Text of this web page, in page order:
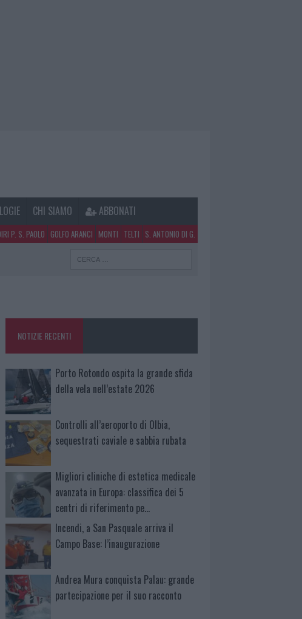
CHI SIAMO ABBONATI
P. S. PAOLO GOLFO ARANCI MONTI TELTI S. ANTONIO DI G.
NOTIZIE RECENTI
Porto Rotondo ospita la grande sfida
della vela nell’estate 2026
Controlli all’aeroporto di Olbia,
sequestrati caviale e sabbia rubata
Migliori cliniche di estetica medicale
avanzata in Europa: classifica dei 5
centri di riferimento pe…
Incendi, a San Pasquale arriva il
Campo Base: l’inaugurazione
Andrea Mura conquista Palau: grande
partecipazione per il suo racconto